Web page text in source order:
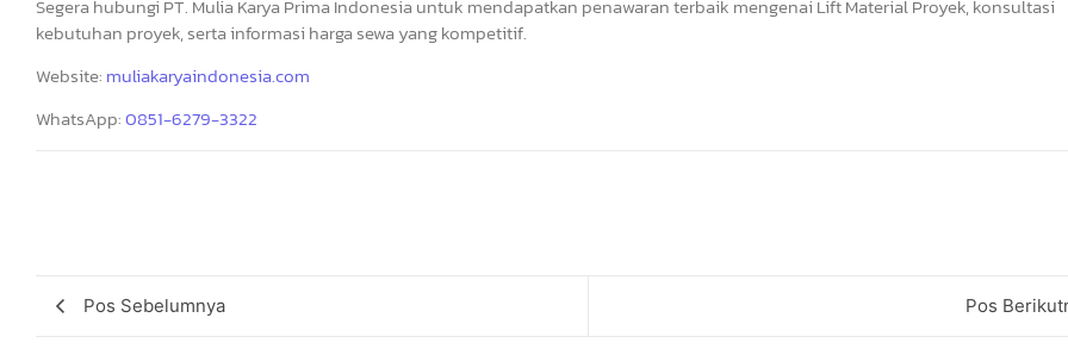
Segera hubungi PT. Mulia Karya Prima Indonesia untuk mendapatkan penawaran terbaik mengenai Lift Material Proyek, konsultasi
kebutuhan proyek, serta informasi harga sewa yang kompetitif.
Website: muliakaryaindonesia.com
WhatsApp:0851-6279-3322
Pos Sebelumnya Pos